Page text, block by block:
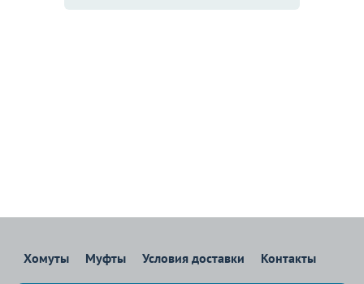
Хомуты Муфты Условия доставки Контакты